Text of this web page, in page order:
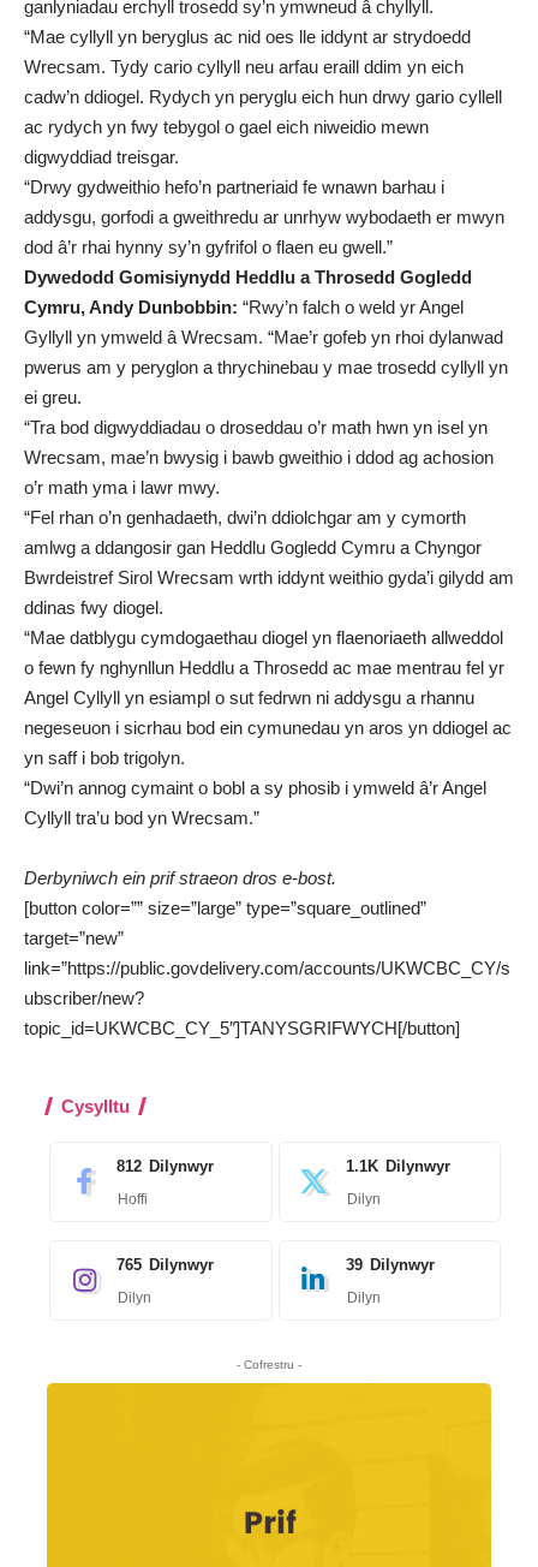
ganlyniadau erchyll trosedd sy’n ymwneud â chyllyll.
“Mae cyllyll yn beryglus ac nid oes lle iddynt ar strydoedd
Wrecsam. Tydy cario cyllyll neu arfau eraill ddim yn eich
cadw’n ddiogel. Rydych yn peryglu eich hun drwy gario cyllell
ac rydych yn fwy tebygol o gael eich niweidio mewn
digwyddiad treisgar.
“Drwy gydweithio hefo’n partneriaid fe wnawn barhau i
addysgu, gorfodi a gweithredu ar unrhyw wybodaeth er mwyn
dod â’r rhai hynny sy’n gyfrifol o flaen eu gwell.”
Dywedodd Gomisiynydd Heddlu a Throsedd Gogledd
Cymru, Andy Dunbobbin: “Rwy’n falch o weld yr Angel
Gyllyll yn ymweld â Wrecsam. “Mae’r gofeb yn rhoi dylanwad
pwerus am y peryglon a thrychinebau y mae trosedd cyllyll yn
ei greu.
“Tra bod digwyddiadau o droseddau o’r math hwn yn isel yn
Wrecsam, mae’n bwysig i bawb gweithio i ddod ag achosion
o’r math yma i lawr mwy.
“Fel rhan o’n genhadaeth, dwi’n ddiolchgar am y cymorth
amlwg a ddangosir gan Heddlu Gogledd Cymru a Chyngor
Bwrdeistref Sirol Wrecsam wrth iddynt weithio gyda’i gilydd am
ddinas fwy diogel.
“Mae datblygu cymdogaethau diogel yn flaenoriaeth allweddol
o fewn fy nghynllun Heddlu a Throsedd ac mae mentrau fel yr
Angel Cyllyll yn esiampl o sut fedrwn ni addysgu a rhannu
negeseuon i sicrhau bod ein cymunedau yn aros yn ddiogel ac
yn saff i bob trigolyn.
“Dwi’n annog cymaint o bobl a sy phosib i ymweld â’r Angel
Cyllyll tra’u bod yn Wrecsam.”
Derbyniwch ein prif straeon dros e-bost.
[button color=”” size=”large” type=”square_outlined”
target=”new”
link=”https://public.govdelivery.com/accounts/UKWCBC_CY/s
ubscriber/new?
topic_id=UKWCBC_CY_5″]TANYSGRIFWYCH[/button]
Cysylltu
812 Dilynwyr
Hoffi
1.1K Dilynwyr
Dilyn
765 Dilynwyr
Dilyn
39 Dilynwyr
Dilyn
- Cofrestru -